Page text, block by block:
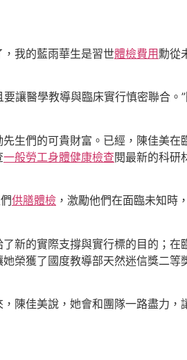
我的藍雨華生是習世體檢費用勳從
讓醫學教導與臨床實行慎密聯合。
生們的可貴財富。已經，陳佳美在
一般勞工身體健康檢查閱最新的科研
供膳體檢 ，激勵他們在面臨未知時
新的實際支撐與實行標的目的；在
榮獲了國度教導部天然迷信獎二等
，陳佳美說，她會和團隊一路盡力，